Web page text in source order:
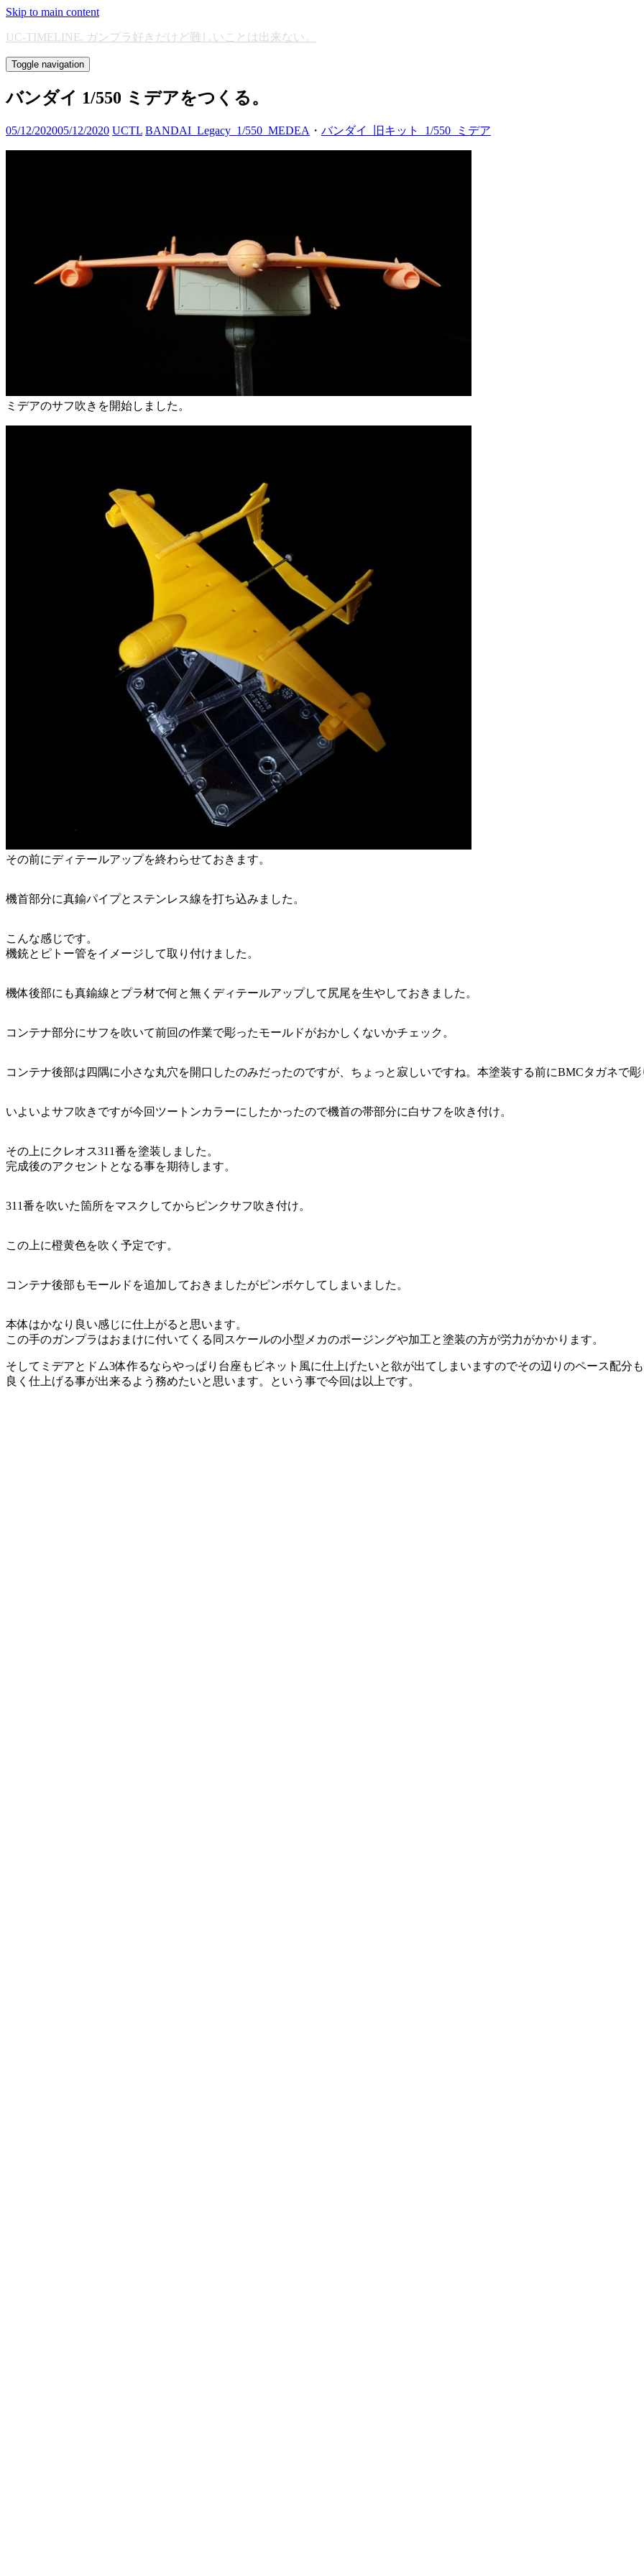
Skip to main content
UC-TIMELINE. ガンプラ好きだけど難しいことは出来ない。
Toggle navigation
バンダイ 1/550 ミデアをつくる。
05/12/202005/12/2020 UCTL BANDAI_Legacy_1/550_MEDEA ・ バンダイ_旧キット_1/550_ミデア
ミデアのサフ吹きを開始しました。
その前にディテールアップを終わらせておきます。
機首部分に真鍮パイプとステンレス線を打ち込みました。
こんな感じです。
機銃とピトー管をイメージして取り付けました。
機体後部にも真鍮線とプラ材で何と無くディテールアップして尻尾を生やしておきました。
コンテナ部分にサフを吹いて前回の作業で彫ったモールドがおかしくないかチェック。
コンテナ後部は四隅に小さな丸穴を開口したのみだったのですが、ちょっと寂しいですね。本塗装する前にBMCタガネで彫
いよいよサフ吹きですが今回ツートンカラーにしたかったので機首の帯部分に白サフを吹き付け。
その上にクレオス311番を塗装しました。
完成後のアクセントとなる事を期待します。
311番を吹いた箇所をマスクしてからピンクサフ吹き付け。
この上に橙黄色を吹く予定です。
コンテナ後部もモールドを追加しておきましたがピンボケしてしまいました。
本体はかなり良い感じに仕上がると思います。
この手のガンプラはおまけに付いてくる同スケールの小型メカのポージングや加工と塗装の方が労力がかかります。
そしてミデアとドム3体作るならやっぱり台座もビネット風に仕上げたいと欲が出てしまいますのでその辺りのペース配分
良く仕上げる事が出来るよう務めたいと思います。という事で今回は以上です。